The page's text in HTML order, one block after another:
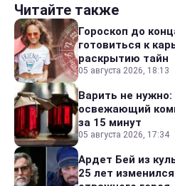
Читайте также
Гороскоп до
готовиться к
раскрытию тайн
05 августа 2026, 18:13
Варить не нужно:
освежающий
за 15 минут
05 августа 2026, 17:34
Ардет Бей из
25 лет